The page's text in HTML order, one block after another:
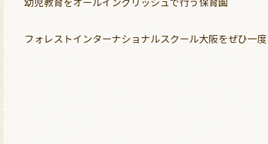
フォレストインターナショナルスクール大阪をぜひ一度